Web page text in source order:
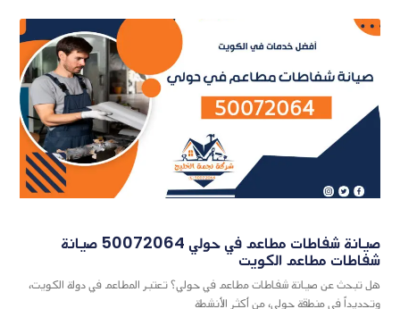
صيانة شفاطات مطاعم في حولي 50072064 صيانة
شفاطات مطاعم الكويت
هل تبحث عن صيانة شفاطات مطاعم في حولي؟ تعتبر المطاعم في دولة الكويت،
وتحديداً في منطقة حولي، من أكثر الأنشطة